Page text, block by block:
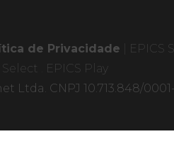
de Privacidade
EPICS
Select
EPICS Play
Ltda. CNPJ 10.713.848/0001-